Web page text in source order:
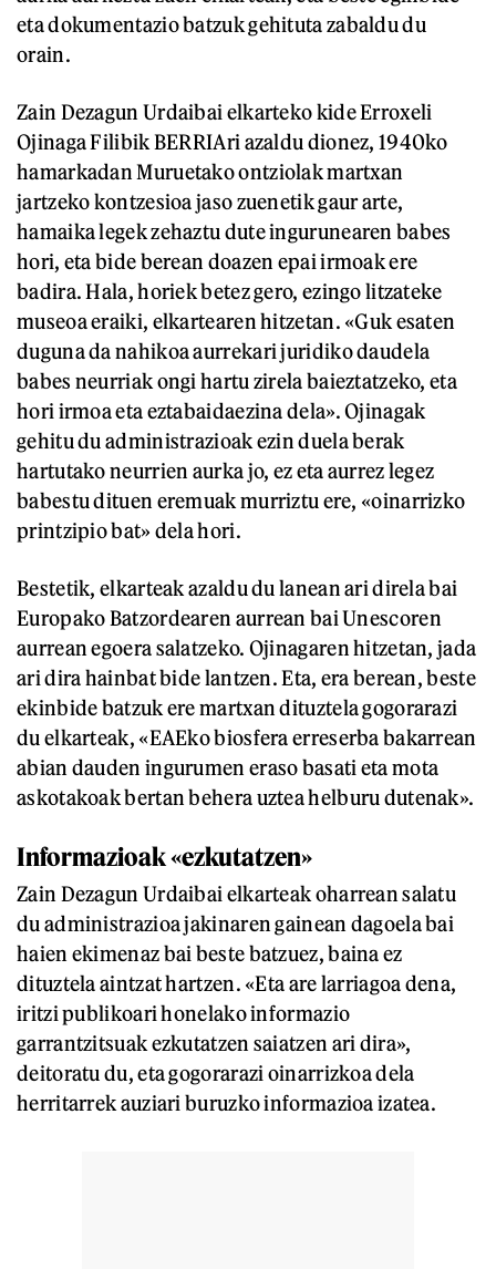
eta dokumentazio batzuk gehituta zabaldu du
orain.
Zain Dezagun Urdaibai elkarteko kide Erroxeli
Ojinaga Filibik BERRIAri azaldu dionez, 1940ko
hamarkadan Muruetako ontziolak martxan
jartzeko kontzesioa jaso zuenetik gaur arte,
hamaika legek zehaztu dute ingurunearen babes
hori, eta bide berean doazen epai irmoak ere
badira. Hala, horiek betez gero, ezingo litzateke
museoa eraiki, elkartearen hitzetan. «Guk esaten
duguna da nahikoa aurrekari juridiko daudela
babes neurriak ongi hartu zirela baieztatzeko, eta
hori irmoa eta eztabaidaezina dela». Ojinagak
gehitu du administrazioak ezin duela berak
hartutako neurrien aurka jo, ez eta aurrez legez
babestu dituen eremuak murriztu ere, «oinarrizko
printzipio bat» dela hori.
Bestetik, elkarteak azaldu du lanean ari direla bai
Europako Batzordearen aurrean bai Unescoren
aurrean egoera salatzeko. Ojinagaren hitzetan, jada
ari dira hainbat bide lantzen. Eta, era berean, beste
ekinbide batzuk ere martxan dituztela gogorarazi
du elkarteak, «EAEko biosfera erreserba bakarrean
abian dauden ingurumen eraso basati eta mota
askotakoak bertan behera uztea helburu dutenak».
Informazioak «ezkutatzen»
Zain Dezagun Urdaibai elkarteak oharrean salatu
du administrazioa jakinaren gainean dagoela bai
haien ekimenaz bai beste batzuez, baina ez
dituztela aintzat hartzen. «Eta are larriagoa dena,
iritzi publikoari honelako informazio
garrantzitsuak ezkutatzen saiatzen ari dira»,
deitoratu du, eta gogorarazi oinarrizkoa dela
herritarrek auziari buruzko informazioa izatea.